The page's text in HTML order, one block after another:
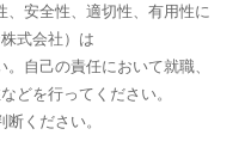
、安全性、適切性、有用性に
式会社）は
自己の責任において就職、
どを行ってください。
ください。